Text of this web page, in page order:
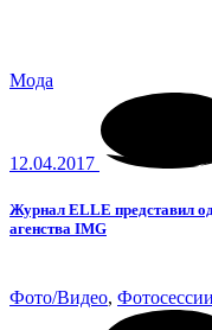
Мода
12.04.2017
Журнал ELLE представил
агенства IMG
Фото/Видео, Фотосессии